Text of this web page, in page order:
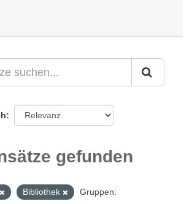
gefunden
Bibliothek
Gruppen: